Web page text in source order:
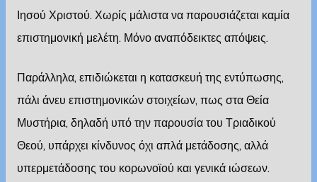
Ιησού Χριστού. Χωρίς μάλιστα να παρουσιάζεται καμία
επιστημονική μελέτη. Μόνο αναπόδεικτες απόψεις.
Παράλληλα, επιδιώκεται η κατασκευή της εντύπωσης,
πάλι άνευ επιστημονικών στοιχείων, πως στα Θεία
Μυστήρια, δηλαδή υπό την παρουσία του Τριαδικού
Θεού, υπάρχει κίνδυνος όχι απλά μετάδοσης, αλλά
υπερμετάδοσης του κορωνοϊού και γενικά ιώσεων.